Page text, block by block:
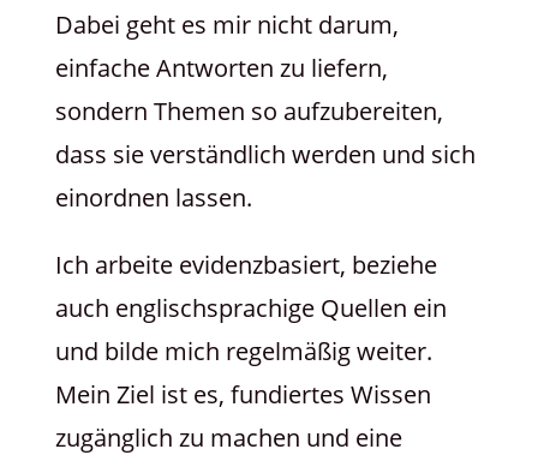
Dabei geht es mir nicht darum,
einfache Antworten zu liefern,
sondern Themen so aufzubereiten,
dass sie verständlich werden und sich
einordnen lassen.
Ich arbeite evidenzbasiert, beziehe
auch englischsprachige Quellen ein
und bilde mich regelmäßig weiter.
Mein Ziel ist es, fundiertes Wissen
zugänglich zu machen und eine